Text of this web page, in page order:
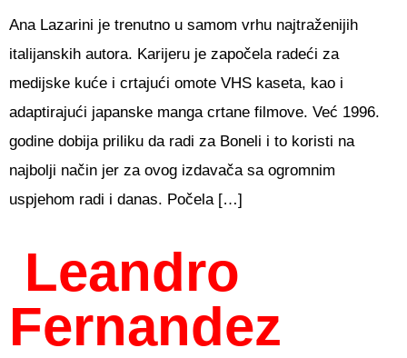
Ana Lazarini je trenutno u samom vrhu najtraženijih
italijanskih autora. Karijeru je započela radeći za
medijske kuće i crtajući omote VHS kaseta, kao i
adaptirajući japanske manga crtane filmove. Već 1996.
godine dobija priliku da radi za Boneli i to koristi na
najbolji način jer za ovog izdavača sa ogromnim
uspjehom radi i danas. Počela […]
Leandro
Fernandez